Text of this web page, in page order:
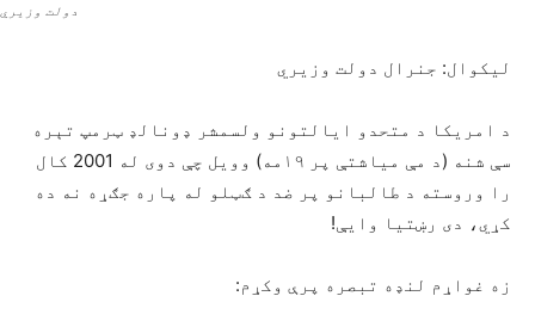
دولت وزیري
لیکوال: جنرال دولت وزیري
د امریکا د متحدو ایالتونو ولسمشر ډونالډ ټرمپ تېره
سې شنه (د مې میاشتې پر ۱۹مه) وویل چې دوی له 2001 کال
را وروسته د طالبانو پر ضد د ګټلو له پاره جګړه نه ده
کړي، دی رښتیا وايې!
زه غواړم لنډه تبصره پرې وکړم: